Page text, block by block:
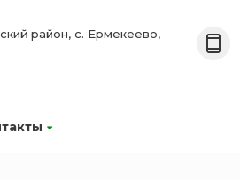
район, с. Ермекеево,